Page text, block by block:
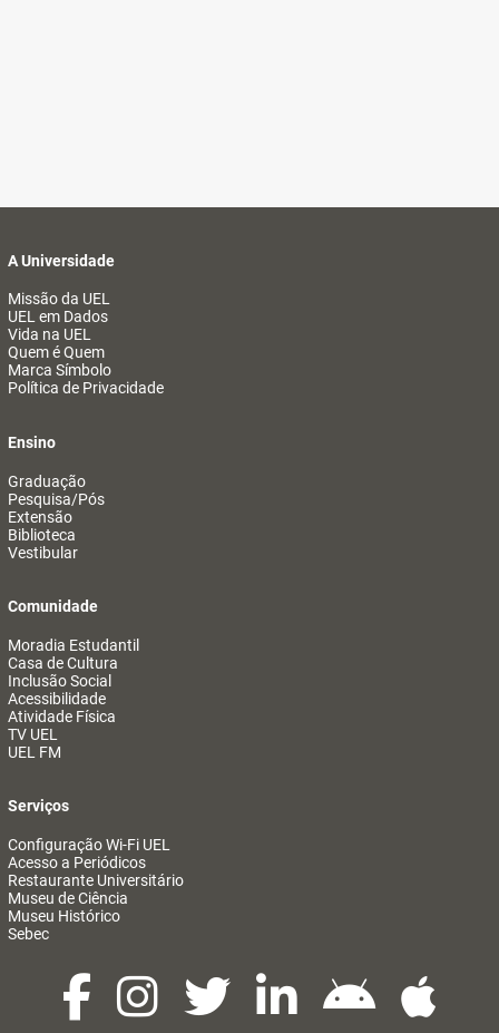
A Universidade
Missão da UEL
UEL em Dados
Vida na UEL
Quem é Quem
Marca Símbolo
Política de Privacidade
Ensino
Graduação
Pesquisa/Pós
Extensão
Biblioteca
Vestibular
Comunidade
Moradia Estudantil
Casa de Cultura
Inclusão Social
Acessibilidade
Atividade Física
TV UEL
UEL FM
Serviços
Configuração Wi-Fi UEL
Acesso a Periódicos
Restaurante Universitário
Museu de Ciência
Museu Histórico
Sebec